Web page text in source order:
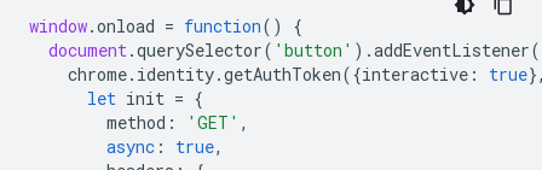
window.onload = function()
{
document.querySelector( 'button' ).addEventListener(
chrome. identity.getAuthToken({interactive : true
let init = {
method : 'GET' ,
async : true,